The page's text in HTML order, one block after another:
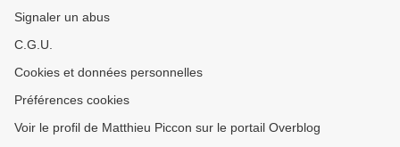
Signaler un abus
C.G.U.
Cookies et données personnelles
Préférences cookies
Voir le profil de Matthieu Piccon sur le portail Overblog